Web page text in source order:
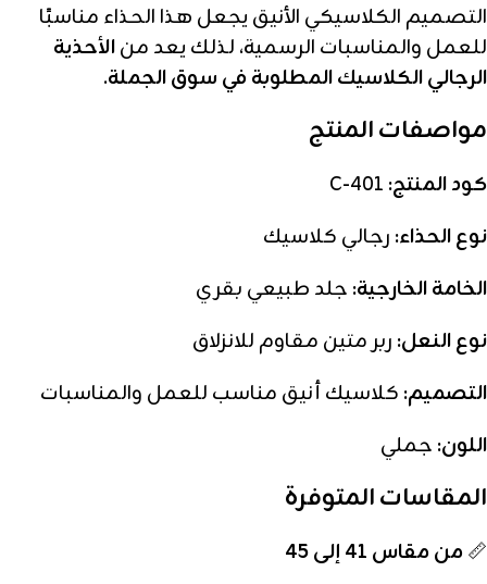
التصميم الكلاسيكي الأنيق يجعل هذا الحذاء مناسبًا
للعمل والمناسبات الرسمية، لذلك يعد منالأحذية
الرجالي الكلاسيك المطلوبة في سوق الجملة.
مواصفات المنتج
كود المنتج:
نوع الحذاء: رجالي كلاسيك
الخامة الخارجية: جلد طبيعي بقري
نوع النعل: ربر متين مقاوم للانزلاق
التصميم: كلاسيك أنيق مناسب للعمل والمناسبات
اللون: جملي
المقاسات المتوفرة
📏 من مقاس 41 إلى 45